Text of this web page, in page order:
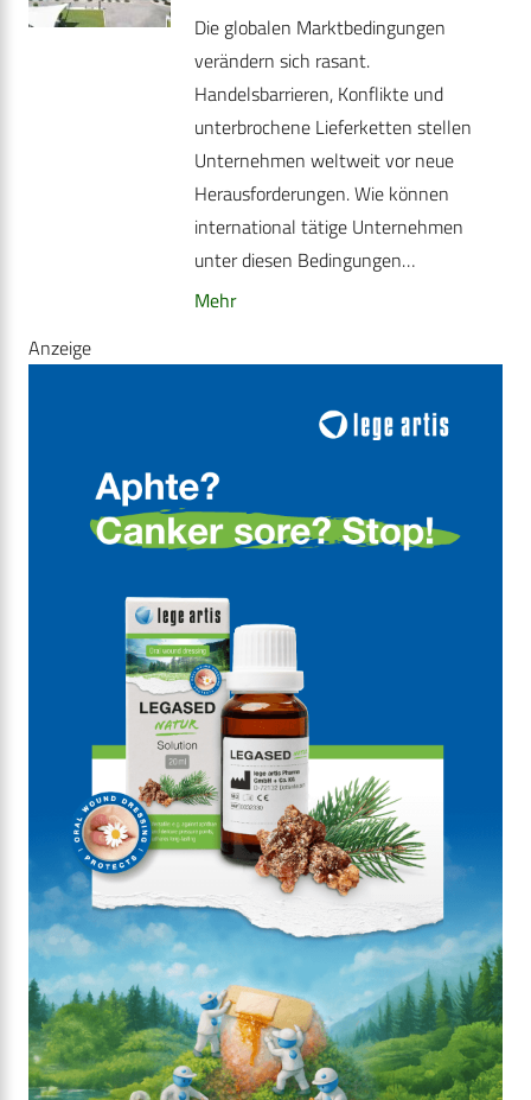
Die globalen Marktbedingungen
verändern sich rasant.
Handelsbarrieren, Konflikte und
unterbrochene Lieferketten stellen
Unternehmen weltweit vor neue
Herausforderungen. Wie können
international tätige Unternehmen
unter diesen Bedingungen…
Mehr
Anzeige